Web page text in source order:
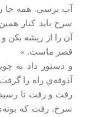
آب برسي. همه جا
سرخ بايد كنار
آن را از ريشه بكن
قصر ماست. »
و دستور داد به
آذوقه‌ي راه را
رفت و رفت تا
سرخ. رفت كه